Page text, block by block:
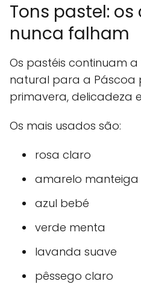
Tons pastel:
nunca falham
Os pastéis continuam
natural para a Páscoa
primavera, delicadeza
Os mais usados são:
rosa claro
amarelo manteiga
azul bebé
verde menta
lavanda suave
pêssego claro